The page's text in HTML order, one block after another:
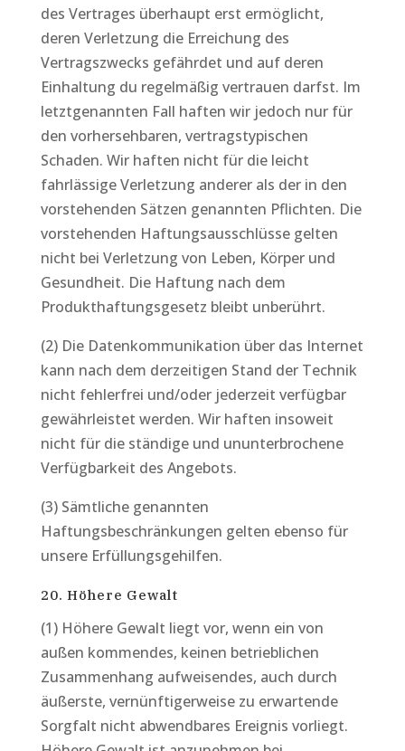
des Vertrages überhaupt erst ermöglicht,
deren Verletzung die Erreichung des
Vertragszwecks gefährdet und auf deren
Einhaltung du regelmäßig vertrauen darfst. Im
letztgenannten Fall haften wir jedoch nur für
den vorhersehbaren, vertragstypischen
Schaden. Wir haften nicht für die leicht
fahrlässige Verletzung anderer als der in den
vorstehenden Sätzen genannten Pflichten. Die
vorstehenden Haftungsausschlüsse gelten
nicht bei Verletzung von Leben, Körper und
Gesundheit. Die Haftung nach dem
Produkthaftungsgesetz bleibt unberührt.
(2) Die Datenkommunikation über das Internet
kann nach dem derzeitigen Stand der Technik
nicht fehlerfrei und/oder jederzeit verfügbar
gewährleistet werden. Wir haften insoweit
nicht für die ständige und ununterbrochene
Verfügbarkeit des Angebots.
(3) Sämtliche genannten
Haftungsbeschränkungen gelten ebenso für
unsere Erfüllungsgehilfen.
20. Höhere Gewalt
(1) Höhere Gewalt liegt vor, wenn ein von
außen kommendes, keinen betrieblichen
Zusammenhang aufweisendes, auch durch
äußerste, vernünftigerweise zu erwartende
Sorgfalt nicht abwendbares Ereignis vorliegt.